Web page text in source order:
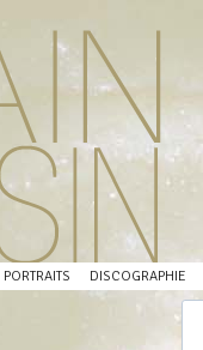
PORTRAITS DISCOGRAPHIE